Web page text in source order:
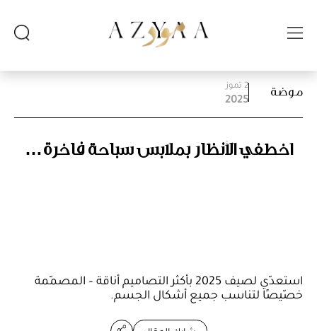
موضة 2 تموز
2025
اخطفي الأنظار بملابس سباحة فاخرة…
استعدّي لصيف 2025 بأكثر التصاميم أناقة – المصمّمة
خصّيصًا لتناسب جميع أشكال الجسم.